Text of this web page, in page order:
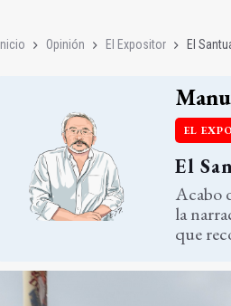
Inicio Opinión El Expositor El
EL
El
Acabo
la
que